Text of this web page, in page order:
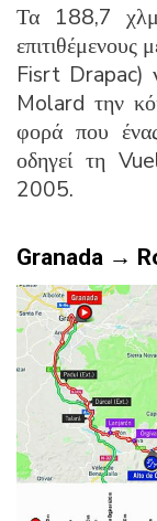
Τα 188,7 χλμ
Fisrt Drapac)
Molard την
φορά που
οδηγεί τη
2005.
Granada →